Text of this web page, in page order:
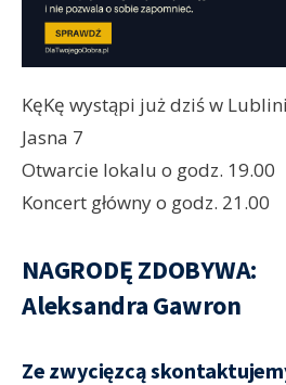
KęKę wystąpi już dziś w
Jasna 7
Otwarcie lokalu o godz. 19.00
Koncert główny o godz. 21.00
NAGRODĘ ZDOBYWA:
Aleksandra Gawron
Ze zwycięzcą